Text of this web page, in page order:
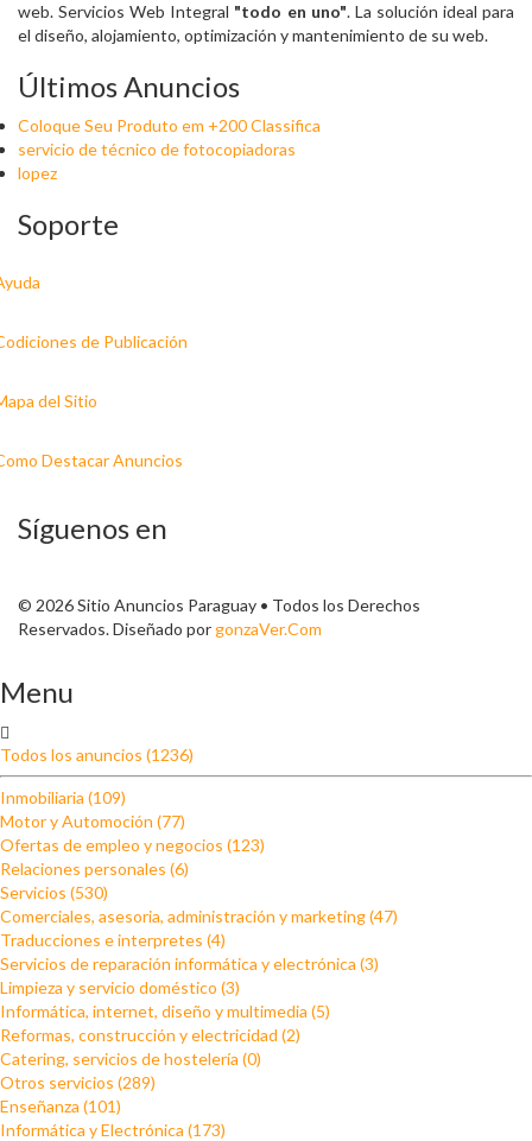
web. Servicios Web Integral "todo en uno". La solución ideal para
el diseño, alojamiento, optimización y mantenimiento de su web.
Últimos Anuncios
Coloque Seu Produto em +200 Classifica
servicio de técnico de fotocopiadoras
lopez
Soporte
de Publicación
del Sitio
Destacar Anuncios
Síguenos en
© 2026 Sitio Anuncios Paraguay • Todos los Derechos
Reservados. Diseñado porgonzaVer.Com
Menu
Todos los anuncios (1236)
Inmobiliaria (109)
Motor y Automoción (77)
Ofertas de empleo y negocios (123)
Relaciones personales (6)
Servicios (530)
Comerciales, asesoria, administración y marketing (47)
Traducciones e interpretes (4)
Servicios de reparación informática y electrónica (3)
Limpieza y servicio doméstico (3)
Informática, internet, diseño y multimedia (5)
Reformas, construcción y electricidad (2)
Catering, servicios de hostelería (0)
Otros servicios (289)
Enseñanza (101)
Informática y Electrónica (173)